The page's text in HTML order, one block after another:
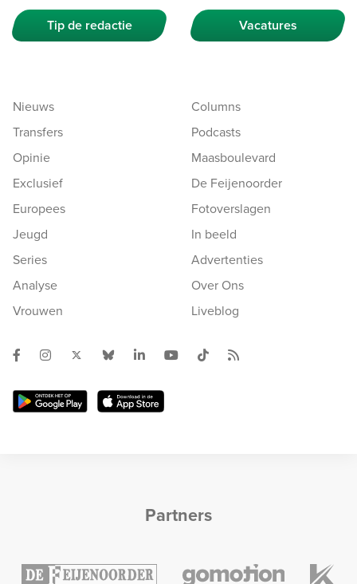
Tip de redactie Vacatures
Nieuws
Transfers
Opinie
Exclusief
Europees
Jeugd
Series
Analyse
Vrouwen
Columns
Podcasts
Maasboulevard
De Feijenoorder
Fotoverslagen
In beeld
Advertenties
Over Ons
Liveblog
Partners